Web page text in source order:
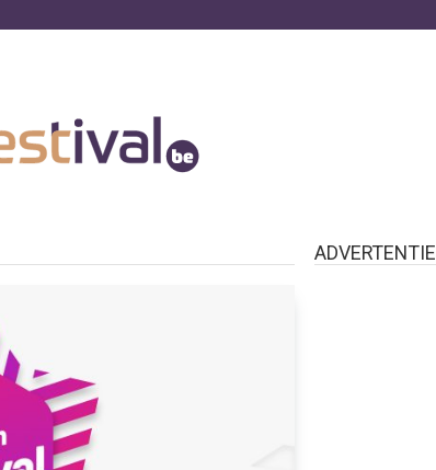
ADVERTENTIE